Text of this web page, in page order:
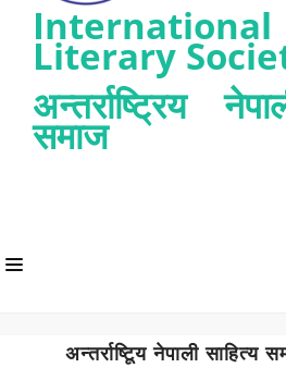
Literary
अन्तर्राष्ट्रिय
समाज
अन्तर्राष्टिूय नेपाली साहित्य